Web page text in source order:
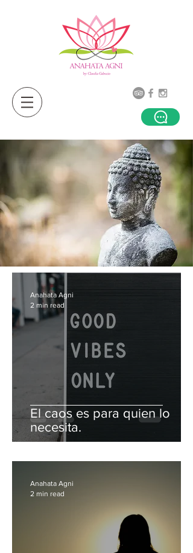
Sanación
El caos es para quien lo
necesita.
Anahata Agni
2 min read
Anahata Agni
2 min read